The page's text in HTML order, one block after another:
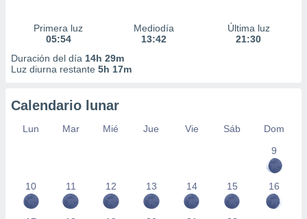
Primera luz
05:54
Mediodía
13:42
Última luz
21:30
Duración del día 14h 29m
Luz diurna restante 5h 17m
Calendario lunar
Lun Mar Mié Jue Vie Sáb
Dom
9
10 11 12 13 14 15 16